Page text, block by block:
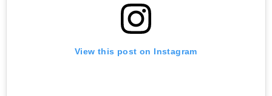
View this post on Instagram